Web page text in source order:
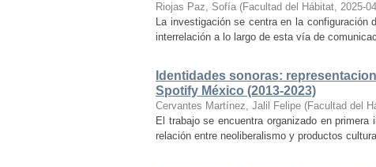
Riojas Paz, Sofía (Facultad del Hábitat, 2025-
La investigación se centra en la configuración
interrelación a lo largo de esta vía de
Identidades sonoras:
Spotify México (2013-2023)
Cervantes Martínez, Jalil Felipe (Facultad del
El trabajo se encuentra organizado en
relación entre neoliberalismo y productos